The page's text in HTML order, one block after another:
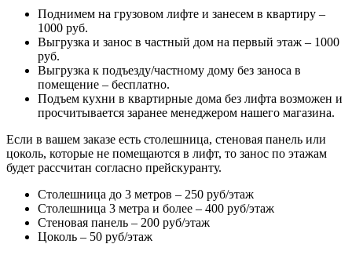
Поднимем на грузовом лифте и занесем в квартиру –
1000 руб.
Выгрузка и занос в частный дом на первый этаж – 1000
руб.
Выгрузка к подъезду/частному дому без заноса в
помещение – бесплатно.
Подъем кухни в квартирные дома без лифта возможен и
просчитывается заранее менеджером нашего магазина.
Если в вашем заказе есть столешница, стеновая панель или
цоколь, которые не помещаются в лифт, то занос по этажам
будет рассчитан согласно прейскуранту.
Столешница до 3 метров – 250 руб/этаж
Столешница 3 метра и более – 400 руб/этаж
Стеновая панель – 200 руб/этаж
Цоколь – 50 руб/этаж